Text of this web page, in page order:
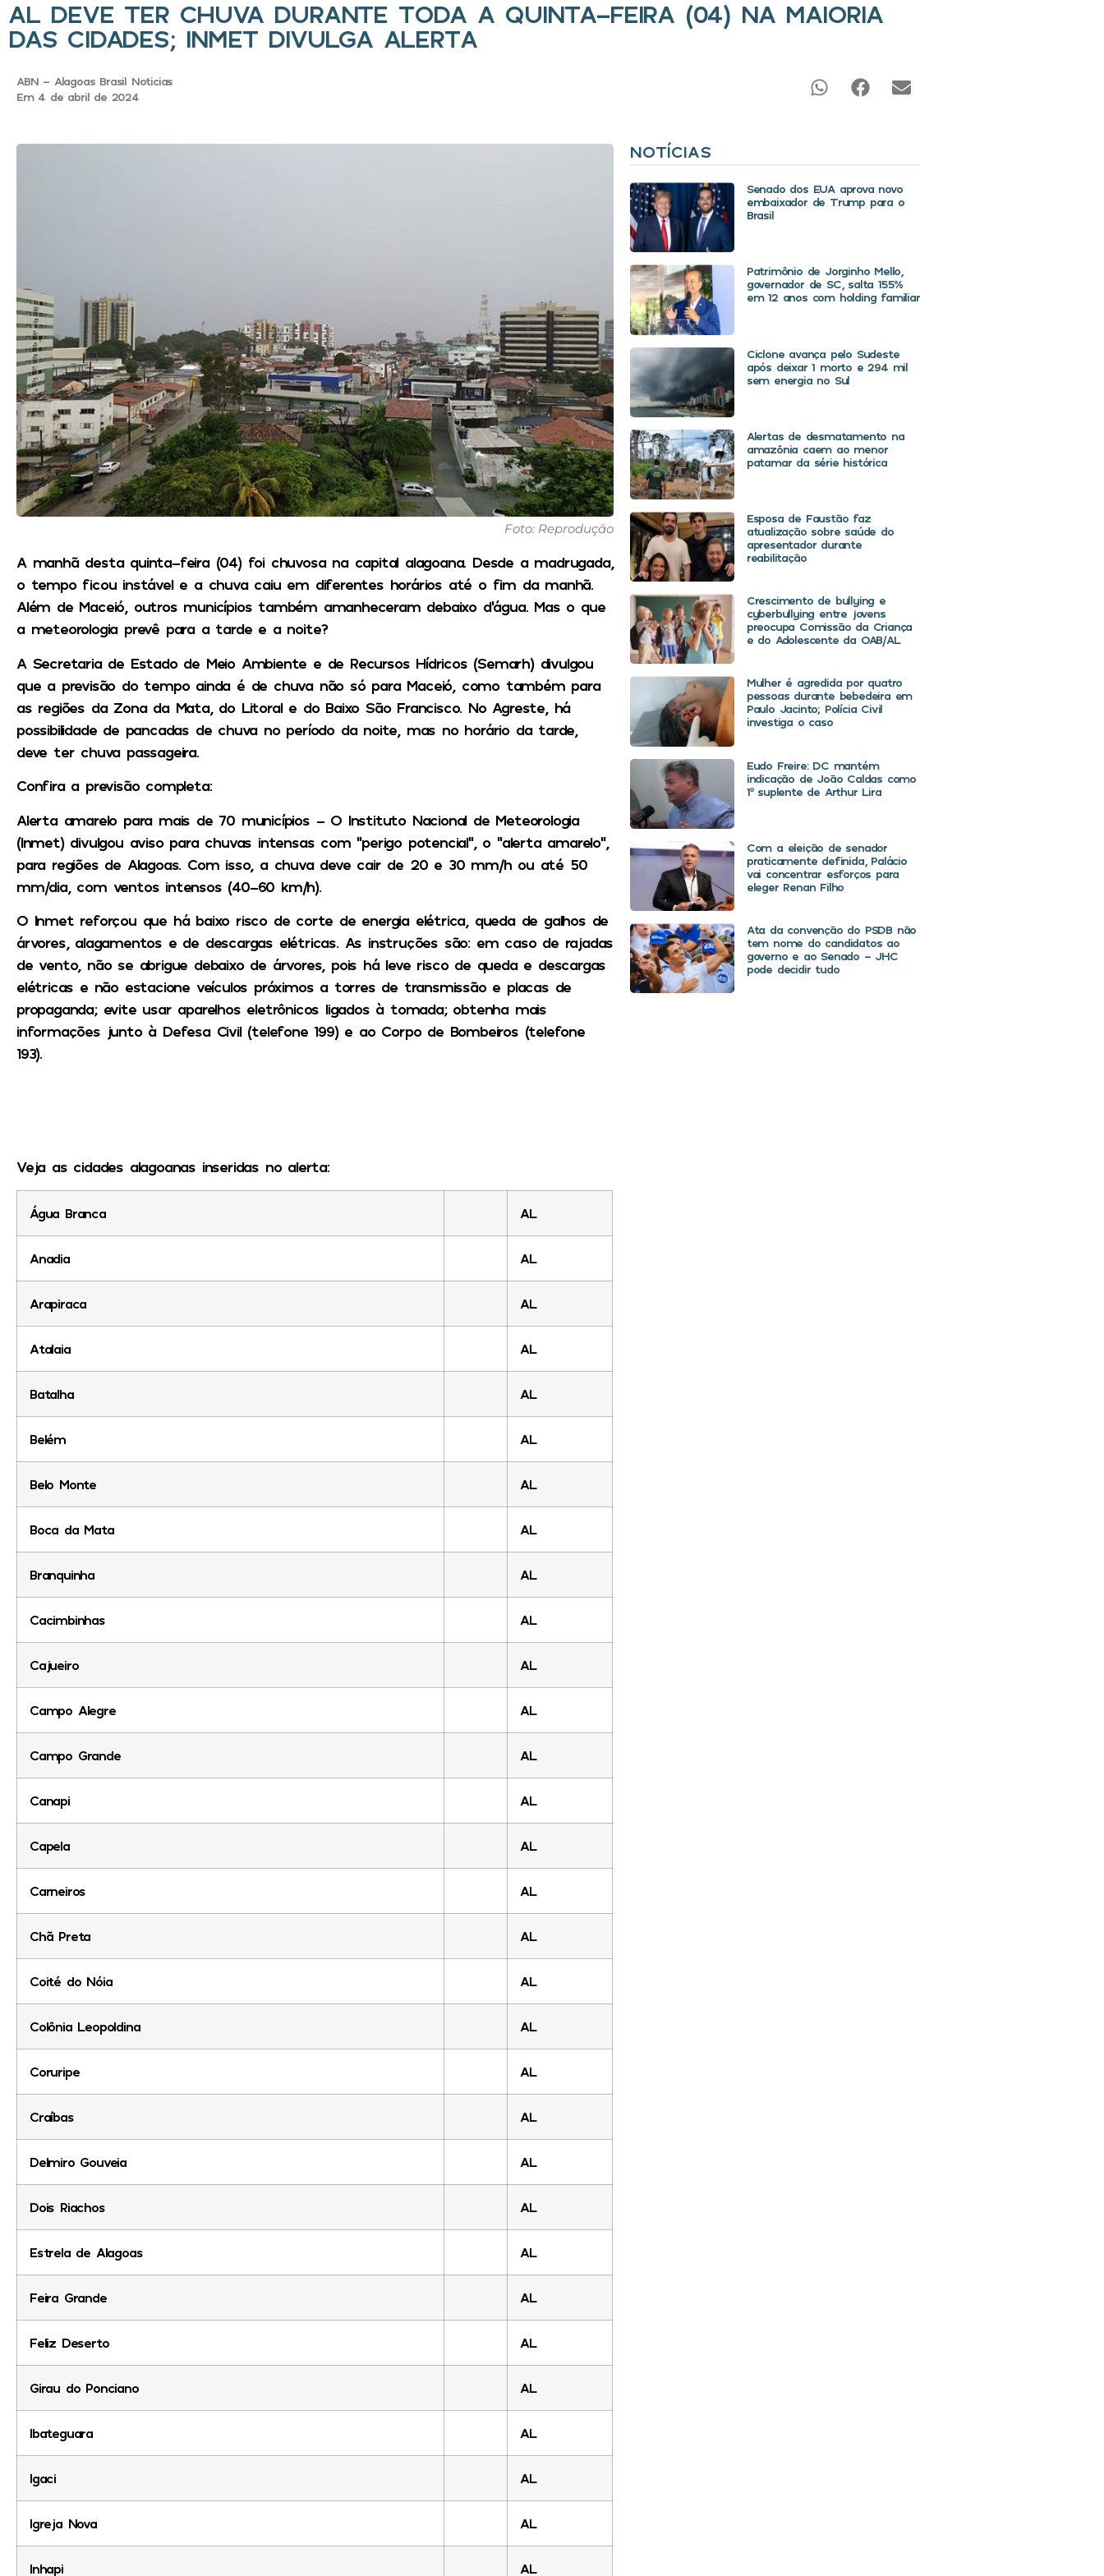
AL DEVE TER CHUVA DURANTE TODA A QUINTA-FEIRA (04) NA MAIORIA
DAS CIDADES; INMET DIVULGA ALERTA
ABN - Alagoas Brasil Noticias
Em 4 de abril de 2024
Foto: Reprodução
A manhã desta quinta-feira (04) foi chuvosa na capital alagoana. Desde a madrugada,
o tempo ficou instável e a chuva caiu em diferentes horários até o fim da manhã.
Além de Maceió, outros municípios também amanheceram debaixo d’água. Mas o que
a meteorologia prevê para a tarde e a noite?
A Secretaria de Estado de Meio Ambiente e de Recursos Hídricos (Semarh) divulgou
que a previsão do tempo ainda é de chuva não só para Maceió, como também para
as regiões da Zona da Mata, do Litoral e do Baixo São Francisco. No Agreste, há
possibilidade de pancadas de chuva no período da noite, mas no horário da tarde,
deve ter chuva passageira.
Confira a previsão completa:
Alerta amarelo para mais de 70 municípios– O Instituto Nacional de Meteorologia
(Inmet) divulgou aviso para chuvas intensas com “perigo potencial”, o “alerta amarelo”,
para regiões de Alagoas. Com isso, a chuva deve cair de 20 e 30 mm/h ou até 50
mm/dia, com ventos intensos (40-60 km/h).
O Inmet reforçou que há baixo risco de corte de energia elétrica, queda de galhos de
árvores, alagamentos e de descargas elétricas. As instruções são: em caso de rajadas
de vento, não se abrigue debaixo de árvores, pois há leve risco de queda e descargas
elétricas e não estacione veículos próximos a torres de transmissão e placas de
propaganda; evite usar aparelhos eletrônicos ligados à tomada; obtenha mais
informações junto à Defesa Civil (telefone 199) e ao Corpo de Bombeiros (telefone
193).
Veja as cidades alagoanas inseridas no alerta:
Água Branca AL
Anadia AL
Arapiraca AL
Atalaia AL
Batalha AL
Belém AL
Belo Monte AL
Boca da Mata AL
Branquinha AL
Cacimbinhas AL
Cajueiro AL
Campo Alegre AL
Campo Grande AL
Canapi AL
Capela AL
Carneiros AL
Chã Preta AL
Coité do Nóia AL
Colônia Leopoldina AL
Coruripe AL
Craíbas AL
Delmiro Gouveia AL
Dois Riachos AL
Estrela de Alagoas AL
Feira Grande AL
Feliz Deserto AL
Girau do Ponciano AL
Ibateguara AL
Igaci AL
Igreja Nova AL
Inhapi AL
NOTÍCIAS
Senado dos EUA aprova novo
embaixador de Trump para o
Brasil
Patrimônio de Jorginho Mello,
governador de SC, salta 155%
em 12 anos com holding familiar
Ciclone avança pelo Sudeste
após deixar 1 morto e 294 mil
sem energia no Sul
Alertas de desmatamento na
amazônia caem ao menor
patamar da série histórica
Esposa de Faustão faz
atualização sobre saúde do
apresentador durante
reabilitação
Crescimento de bullying e
cyberbullying entre jovens
preocupa Comissão da Criança
e do Adolescente da OAB/AL
Mulher é agredida por quatro
pessoas durante bebedeira em
Paulo Jacinto; Polícia Civil
investiga o caso
Eudo Freire: DC mantém
indicação de João Caldas como
1º suplente de Arthur Lira
Com a eleição de senador
praticamente definida, Palácio
vai concentrar esforços para
eleger Renan Filho
Ata da convenção do PSDB não
tem nome do candidatos ao
governo e ao Senado – JHC
pode decidir tudo